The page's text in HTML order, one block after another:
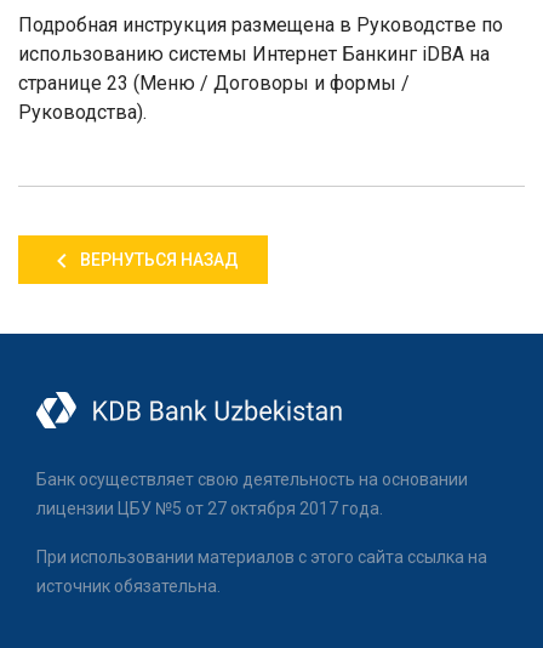
Подробная инструкция размещена в Руководстве по
использованию системы Интернет Банкинг iDBA на
странице 23 (Меню / Договоры и формы /
Руководства).
ВЕРНУТЬСЯ НАЗАД
Банк осуществляет свою деятельность на основании
лицензии ЦБУ №5 от 27 октября 2017 года.
При использовании материалов с этого сайта ссылка на
источник обязательна.